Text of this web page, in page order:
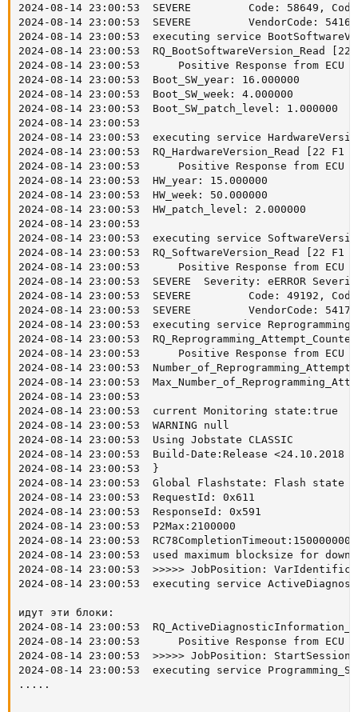
2024-08-14 23:00:53  SEVERE         Code: 58649,
2024-08-14 23:00:53  SEVERE         VendorCode:
2024-08-14 23:00:53  executing service
2024-08-14 23:00:53  RQ_BootSoftwareVersion_Read [22
2024-08-14 23:00:53      Positive Response from ECU
2024-08-14 23:00:53  Boot_SW_year: 16.000000
2024-08-14 23:00:53  Boot_SW_week: 4.000000
2024-08-14 23:00:53  Boot_SW_patch_level: 1.000000
2024-08-14 23:00:53
2024-08-14 23:00:53  executing service
2024-08-14 23:00:53  RQ_HardwareVersion_Read [22 F1
2024-08-14 23:00:53      Positive Response from ECU
2024-08-14 23:00:53  HW_year: 15.000000
2024-08-14 23:00:53  HW_week: 50.000000
2024-08-14 23:00:53  HW_patch_level: 2.000000
2024-08-14 23:00:53
2024-08-14 23:00:53  executing service
2024-08-14 23:00:53  RQ_SoftwareVersion_Read [22 F1
2024-08-14 23:00:53      Positive Response from ECU
2024-08-14 23:00:53  SEVERE  Severity: eERROR
2024-08-14 23:00:53  SEVERE         Code: 49192,
2024-08-14 23:00:53  SEVERE         VendorCode:
2024-08-14 23:00:53  executing service
2024-08-14 23:00:53
2024-08-14 23:00:53      Positive Response from ECU
2024-08-14 23:00:53
2024-08-14 23:00:53
2024-08-14 23:00:53
2024-08-14 23:00:53  current Monitoring state:true
2024-08-14 23:00:53  WARNING null
2024-08-14 23:00:53  Using Jobstate CLASSIC
2024-08-14 23:00:53  Build-Date:Release <24.10.2018
2024-08-14 23:00:53  }
2024-08-14 23:00:53  Global Flashstate: Flash state
2024-08-14 23:00:53  RequestId: 0x611
2024-08-14 23:00:53  ResponseId: 0x591
2024-08-14 23:00:53  P2Max:2100000
2024-08-14 23:00:53  RC78CompletionTimeout:150000000
2024-08-14 23:00:53  used maximum blocksize for
2024-08-14 23:00:53  >>>>> JobPosition:
2024-08-14 23:00:53  executing service
идут эти блоки:
2024-08-14 23:00:53
2024-08-14 23:00:53      Positive Response from ECU
2024-08-14 23:00:53  >>>>> JobPosition:
2024-08-14 23:00:53  executing service
.....